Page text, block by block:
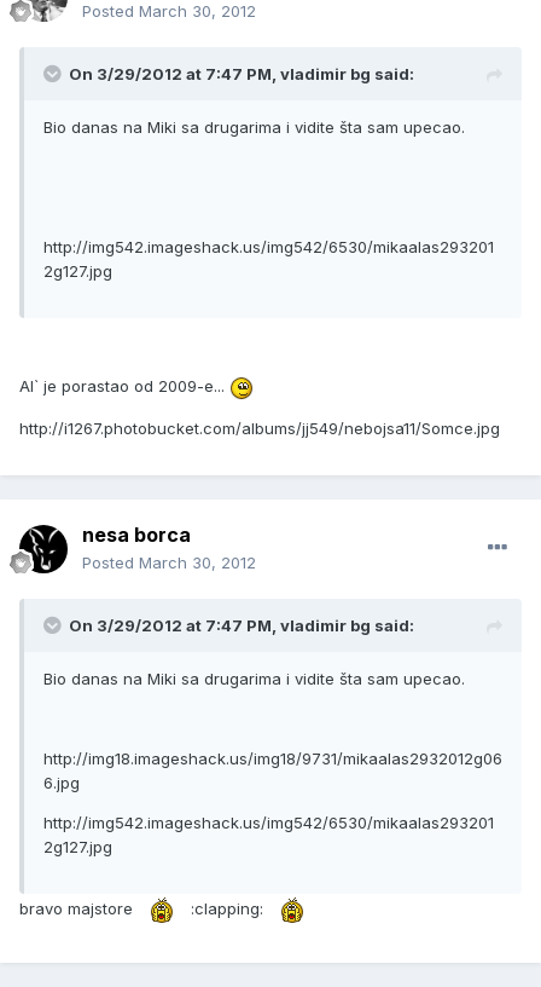
Posted March 30, 2012
On 3/29/2012 at 7:47 PM, vladimir bg said:
Bio danas na Miki sa drugarima i vidite šta sam upecao.
http://img542.imageshack.us/img542/6530/mikaalas293201
2g127.jpg
Al` je porastao od 2009-e...
http://i1267.photobucket.com/albums/jj549/nebojsa11/Somce.jpg
nesa borca
Posted March 30, 2012
On 3/29/2012 at 7:47 PM, vladimir bg said:
Bio danas na Miki sa drugarima i vidite šta sam upecao.
http://img18.imageshack.us/img18/9731/mikaalas2932012g06
6.jpg
http://img542.imageshack.us/img542/6530/mikaalas293201
2g127.jpg
bravo majstore :clapping: